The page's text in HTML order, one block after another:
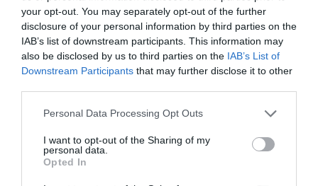
your opt-out. You may separately opt-out of the further
disclosure of your personal information by third parties on the
IAB’s list of downstream participants. This information may
also be disclosed by us to third parties on the IAB’s List of
Downstream Participants that may further disclose it to other
Please note that this website/app uses one or more Google
not limited to your visit or usage behaviour. You may click to
grant or deny consent to Google and its third-party tags to
use your data for below specified purposes in below Google
Personal Data Processing Opt Outs
I want to opt-out of the Sharing of my
personal data.
Opted In
Székesfehérvár városát, ahol az
önkormányzat jelentős támogatást nyújt a
vendéglátós vállalkozásoknak, arra az Egri
Ügyek emlékeztette, hogy míg Eger egy fillért
sem kapott működési támogatásra, addig a
fideszes vezetésű megyei jogú városok, így
Székesfehérvár is 1,38 milliárd forint
támogatást kapott tavaly év végén. Oroján
szerint Eger is kapott támogatást, egész